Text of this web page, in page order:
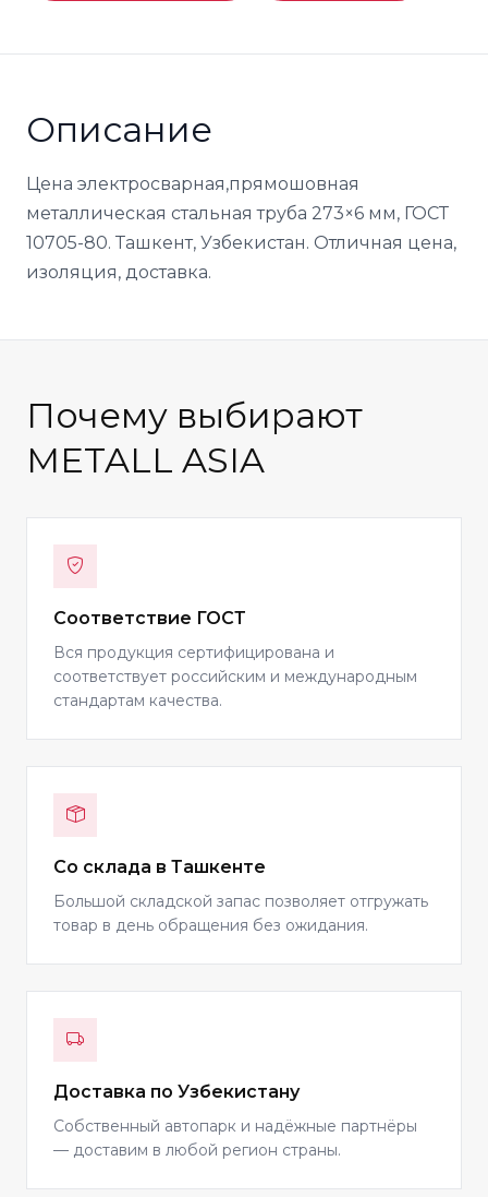
Описание
Цена электросварная,прямошовная
металлическая стальная труба 273×6 мм, ГОСТ
10705-80. Ташкент, Узбекистан. Отличная цена,
изоляция, доставка.
Почему выбирают
METALL ASIA
Соответствие ГОСТ
Вся продукция сертифицирована и
соответствует российским и международным
стандартам качества.
Со склада в Ташкенте
Большой складской запас позволяет отгружать
товар в день обращения без ожидания.
Доставка по Узбекистану
Собственный автопарк и надёжные партнёры
— доставим в любой регион страны.